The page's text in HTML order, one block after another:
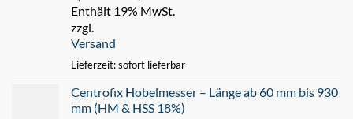
3,11 €
Enthält 19% MwSt.
zzgl.
Versand
Lieferzeit: sofort lieferbar
Centrofix Hobelmesser – Länge ab 60 mm bis 930
mm (HM & HSS 18%)